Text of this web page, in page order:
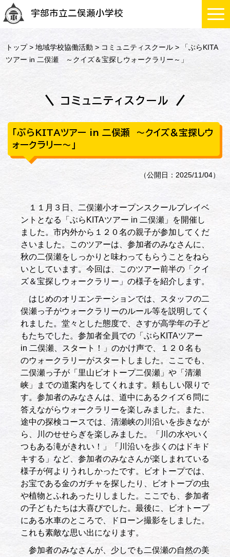
宇部市立二俣瀬小学校
トップ>地域学校協働活動 > コミュニティスクール > 「ぶらKITA
ツアー in 二俣瀬 ～クイズ＆宝探しウォークラリー～」
コミュニティスクール
「ぶらKITAツアー in 二俣瀬 ～クイズ＆宝探しウ
ォークラリー～」
（公開日：2025/11/04）
１１月３日、二俣瀬小オープンスクールプレイベ
ントとなる「ぶらKITAツアー in 二俣瀬」を開催し
ました。市内外から１２０名の親子が参加してくだ
さいました。このツアーは、参加者のみなさんに、
秋の二俣瀬をしっかりと味わってもらうことをねら
いとしています。今回は、このツアー前半の「クイ
ズ＆宝探しウォークラリー」の様子を紹介します。
はじめのオリエンテーションでは、スタッフの二
俣瀬っ子がウォークラリーのルール等を説明してく
れました。堂々とした態度で、さすが高学年の子ど
もたちでした。参加者全員での「ぶらKITAツアー
in 二俣瀬、スタート！」のかけ声で、１２０名も
のウォークラリーがスタートしました。ここでも、
二俣瀬っ子が「里山ビオトープ二俣瀬」や「清瀬
峡」までの道案内をしてくれます。頼もしい限りで
す。参加者のみなさんは、道中にあるクイズ６問に
答えながらウォークラリーを楽しみました。また、
途中の探検コースでは、清瀬峡の川沿いを歩きなが
ら、川のせせらぎを楽しみました。「川の水やいく
つもある滝がきれい！」「川沿いを歩くのはドキド
キする」など、参加者のみなさんが楽しまれている
様子が何よりうれしかったです。ビオトープでは、
お宝である金のガチャを探したり、ビオトープの虫
や植物とふれあったりしました。ここでも、参加者
の子どもたちは大喜びでした。最後に、ビオトープ
にある水車のところで、ドローン撮影をしました。
これも素敵な思い出になります。
参加者のみなさんが、少しでも二俣瀬の自然の美